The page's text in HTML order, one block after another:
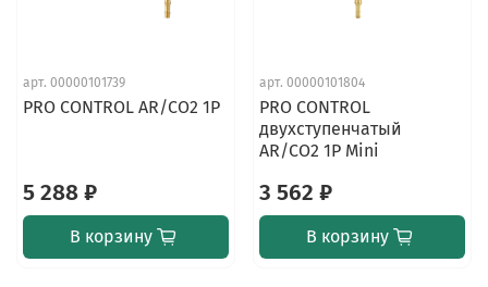
арт. 00000101739
PRO CONTROL AR/CO2 1Р
5 288 ₽
В корзину
арт. 00000101804
PRO CONTROL
двухступенчатый
AR/CO2 1Р Mini
3 562 ₽
В корзину